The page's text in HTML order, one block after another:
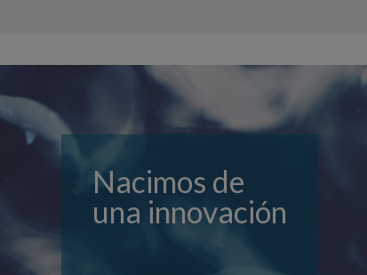
Nacimos de
una innovación